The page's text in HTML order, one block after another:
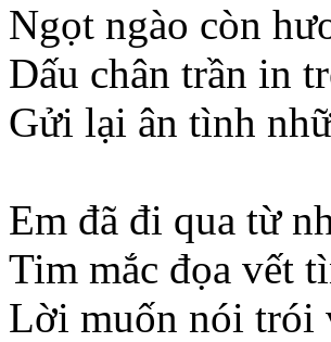
Ngọt ngào còn
Dấu chân trần in
Gửi lại ân tình
Em đã đi qua từ
Tim mắc đọa vết
Lời muốn nói trói